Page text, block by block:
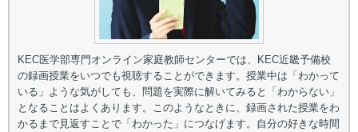
KEC医学部専門オンライン家庭教師センターでは、KEC近畿予備校
の録画授業をいつでも視聴することができます。授業中は「わかって
いる」ような気がしても、問題を実際に解いてみると「わからない」
となることはよくあります。このようなときに、録画された授業をわ
かるまで見返すことで「わかった」につなげます。自分の好きな時間